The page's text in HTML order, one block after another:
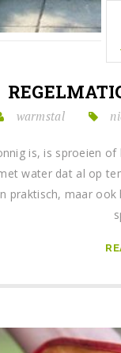
warmstal
is, is sproeien
water dat al op
praktisch, maar